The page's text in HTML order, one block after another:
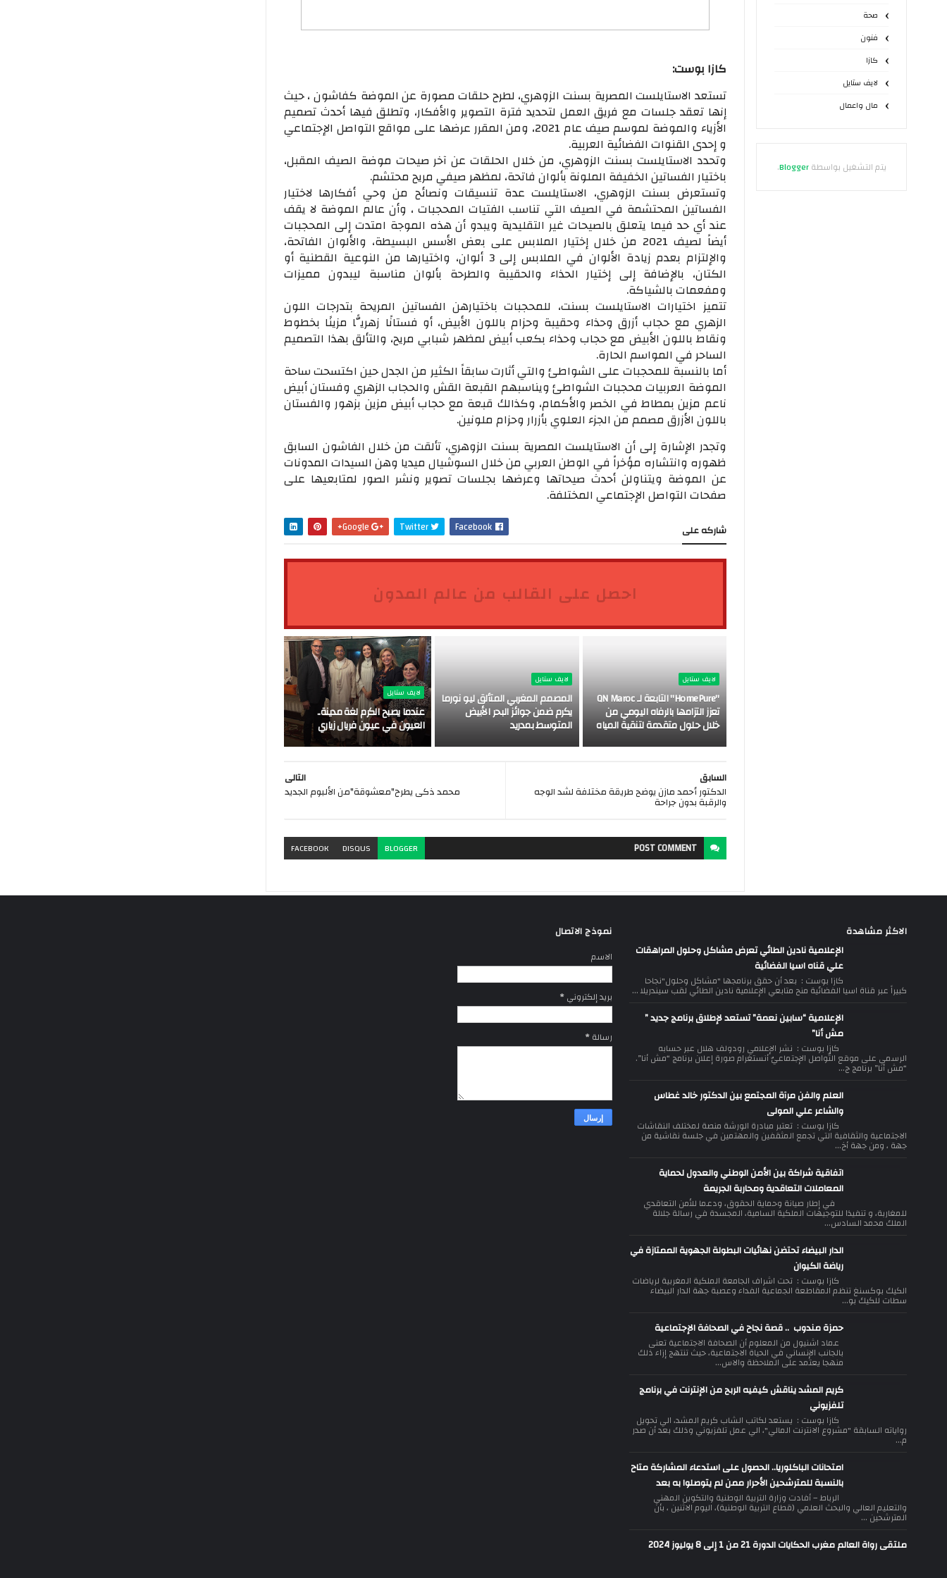
صحة
فنون
كازا
لايف ستايل
مال واعمال
يتم التشغيل بواسطةBlogger
.
كازا بوست:
تستعد الاستايلست المصرية بسنت الزوهري، لطرح حلقات مصورة عن الموضة كفاشون ، حيث
إنها تعقد جلسات مع فريق العمل لتحديد فترة التصوير والأفكار، وتطلق فيها أحدث تصميم
الأزياء والموضة لموسم صيف عام 2021، ومن المقرر عرضها على مواقع التواصل الإجتماعي
و إحدى القنوات الفضائية العربية.
وتحدد الاستايلست بسنت الزوهري، من خلال الحلقات عن آخر صيحات موضة الصيف المقبل،
باختيار الفساتين الخفيفة الملونة بألوان فاتحة، لمظهر صيفي مريح محتشم.
وتستعرض بسنت الزوهري، الاستايلست عدة تنسيقات ونصائح من وحي أفكارها لاختيار
الفساتين المحتشمة في الصيف التي تناسب الفتيات المحجبات ، وأن عالم الموضة لا يقف
عند أي حد فيما يتعلق بالصيحات غير التقليدية ويبدو أن هذه الموجة امتدت إلى المحجبات
أيضاً لصيف 2021 من خلال إختيار الملابس على بعض الأسس البسيطة، والألوان الفاتحة،
والإلتزام بعدم زيادة الألوان في الملابس إلى 3 ألوان، واختيارها من النوعية القطنية أو
الكتان، بالإضافة إلى إختيار الحذاء والحقيبة والطرحة بألوان مناسبة ليبدون مميزات
ومفعمات بالشياكة.
تتميز اختيارات الاستايلست بسنت، للمحجبات باختيارهن الفساتين المريحة بتدرجات اللون
الزهري مع حجاب أزرق وحذاء وحقيبة وحزام باللون الأبيض، أو فستانًا زهريًّا مزينًا بخطوط
ونقاط باللون الأبيض مع حجاب وحذاء بكعب أبيض لمظهر شبابي مريح، والتألق بهذا التصميم
الساحر في المواسم الحارة.
أما بالنسبة للمحجبات على الشواطئ والتي أثارت سابقاً الكثير من الجدل حين اكتسحت ساحة
الموضة العربيات محجبات الشواطئ ويناسبهم القبعة القش والحجاب الزهري وفستان أبيض
ناعم مزين بمطاط في الخصر والأكمام، وكذالك قبعة مع حجاب أبيض مزين بزهور والفستان
باللون الأزرق مصمم من الجزء العلوي بأزرار وحزام ملونين.
وتجدر الإشارة إلى أن الاستايلست المصرية بسنت الزوهري، تألقت من خلال الفاشون السابق
ظهوره وانتشاره مؤخراً في الوطن العربي من خلال السوشيال ميديا وهن السيدات المدونات
عن الموضة ويتناولن أحدث صيحاتها وعرضها بجلسات تصوير ونشر الصور لمتابعيها على
صفحات التواصل الإجتماعي المختلفة.
شاركه على Facebook
Twitter
احصل على القالب من عالم المدون
لايف ستايل
"HomePure" التابعة لـ QN Maroc
تعزز التزامها بالرفاه اليومي من
خلال حلول متقدمة لتنقية المياه
لايف ستايل
المصمم المغربي المتألق ليو نورما
يكرم ضمن جوائز البحر الأبيض
المتوسط بمدريد
لايف ستايل
عندما يصبح الكرم لغة مدينة..
العيون في عيون فريال زياري
التالى
محمد ذكى يطرح"معشوقة"من الألبوم الجديد
السابق
الدكتور أحمد مازن يوضح طريقة مختلفة لشد الوجه
والرقبة بدون جراحة
POSTCOMMENT
BLOGGER
DISQUS
FACEBOOK
الاكثر مشاهدة
الإعلامية نادين الطائي تعرض مشاكل وحلول المراهقات
علي قناه اسيا الفضائية
كازا بوست : بعد أن حقق برنامجها "مشاكل وحلول"نجاحا
كبيراً عبر قناة اسيا الفضائية منح متابعي الإعلامية نادين الطائي لقب سيندريلا ...
الإعلامية “سابين نعمة” تستعد لإطلاق برنامج جديد ”
مش أنا”
كازا بوست : نشر الإعلامي رودولف هلال عبر حسابه
الرسمي على موقع التّواصل الإجتماعيّ أنستغرام صورة إعلان برنامج “مش أنا”.
“مش أنا” برنامج ج...
العلم والفن مرآة المجتمع بين الدكتور خالد غطاس
والشاعر علي المولى
كازا بوست : تعتبر مبادرة الورشة منصة لمختلف النقاشات
الاجتماعية والثقافية التي تجمع المثقفين والمهتمين في جلسة نقاشية من
جهة ، ومن جهة أخ...
اتفاقية شراكة بين الأمن الوطني والعدول لحماية
المعاملات التعاقدية ومحاربة الجريمة
في إطار صيانة وحماية الحقوق، ودعما للأمن التعاقدي
للمغاربة، و تنفيذا للتوجيهات الملكية السامية، المجسدة في رسالة جلالة
الملك محمد السادس...
الدار البيضاء تحتضن نهائيات البطولة الجهوية الممتازة في
رياضة الكيوان
كازا بوست : تحت اشراف الجامعة الملكية المغربية لرياضات
الكيك بوكسنغ تنظم المقاطعة الجماعية الفداء وعصبة جهة الدار البيضاء
سطات للكيك بو...
حمزة مندوب .. قصة نجاح في الصحافة الإجتماعية
عماد اشنيول من المعلوم أن الصحافة الاجتماعية تعنى
بالجانب الإنساني في الحياة الاجتماعية، حيث تنتهج إزاء ذلك
منهجا يعتمد على الملاحظة والاس...
كريم المشد يناقش كيفيه الربح من الإنترنت في برنامج
تلفزيوني
كازا بوست : يستعد لكاتب الشاب كريم المشد، الي تحويل
رواياته السابقة "مشروع الانترنت المالي"، الي عمل تلفزيوني وذلك بعد أن صدر
م...
امتحانات الباكلوريا.. الحصول على استدعاء المشاركة متاح
بالنسبة للمترشحين الأحرار ممن لم يتوصلوا به بعد
الرباط – أفادت وزارة التربية الوطنية والتكوين المهني
والتعليم العالي والبحث العلمي (قطاع التربية الوطنية)، اليوم الاثنين ، بأن
المترشحين ...
ملتقى رواة العالم مغرب الحكايات الدورة 21 من 1 إلى 8 يوليوز 2024
نموذج الاتصال
الاسم
بريد إلكتروني*
رسالة*